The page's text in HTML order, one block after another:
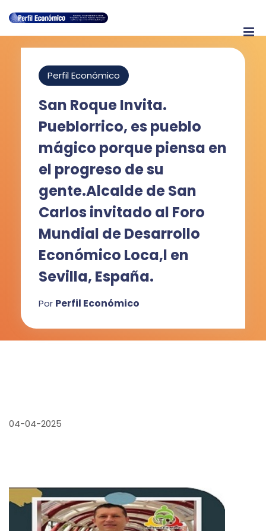
Perfil Económico
San Roque Invita.
Pueblorrico, es pueblo
mágico porque piensa en
el progreso de su
gente.Alcalde de San
Carlos invitado al Foro
Mundial de Desarrollo
Económico Loca,l en
Sevilla, España.
Por Perfil Económico
04-04-2025